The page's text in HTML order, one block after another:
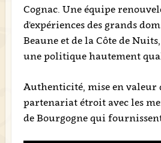
Cognac. Une équipe
d'expériences des grands
Beaune et de la Côte de
une politique hautement
Authenticité, mise en valeur
partenariat étroit avec les
de Bourgogne qui